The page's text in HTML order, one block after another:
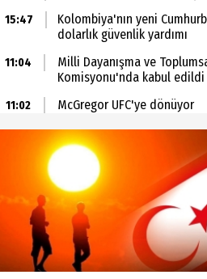
15:47
Kolombiya'nın yeni
dolarlık güvenlik yardımı
11:04
Milli Dayanışma ve
Komisyonu'nda kabul edildi
11:02 McGregor UFC'ye dönüyor